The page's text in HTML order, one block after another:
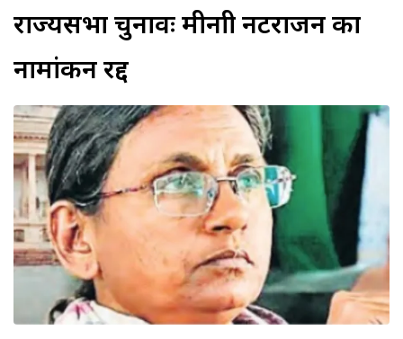
राज्यसभा चुनावः मीनाक्षी नटराजन का
नामांकन रद्द